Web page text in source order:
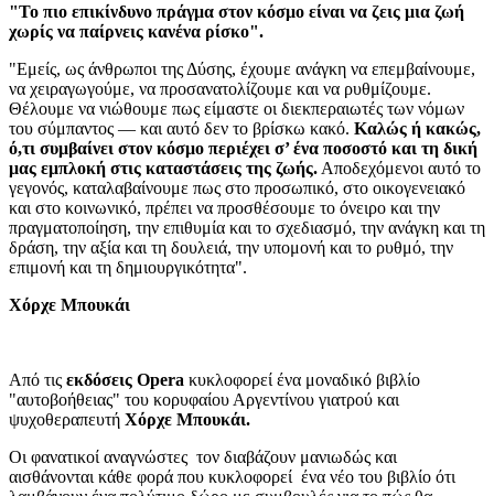
"Το πιο επικίνδυνο πράγμα στον κόσμο είναι να ζεις μια ζωή
χωρίς να παίρνεις κανένα ρίσκο".
"Εμείς, ως άνθρωποι της Δύσης, έχουμε ανάγκη να επεμβαίνουμε,
να χειραγωγούμε, να προσανατολίζουμε και να ρυθμίζουμε.
Θέλουμε να νιώθουμε πως είμαστε οι διεκπεραιωτές των νόμων
του σύμπαντος — και αυτό δεν το βρίσκω κακό. Καλώς ή κακώς,
ό,τι συμβαίνει στον κόσμο περιέχει σ’ ένα ποσοστό και τη δική
μας εμπλοκή στις καταστάσεις της ζωής. Αποδεχόμενοι αυτό το
γεγονός, καταλαβαίνουμε πως στο προσωπικό, στο οικογενειακό
και στο κοινωνικό, πρέπει να προσθέσουμε το όνειρο και την
πραγματοποίηση, την επιθυμία και το σχεδιασμό, την ανάγκη και τη
δράση, την αξία και τη δουλειά, την υπομονή και το ρυθμό, την
επιμονή και τη δημιουργικότητα".
Χόρχε Μπουκάι
Aπό τις εκδόσεις Opera κυκλοφορεί ένα μοναδικό βιβλίο
"αυτοβοήθειας" του κορυφαίου Αργεντίνου γιατρού και
ψυχοθεραπευτή Χόρχε Μπουκάι.
Οι φανατικοί αναγνώστες τον διαβάζουν μανιωδώς και
αισθάνονται κάθε φορά που κυκλοφορεί ένα νέο του βιβλίο ότι